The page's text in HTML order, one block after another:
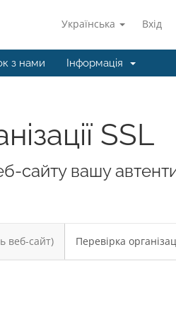
Українська Вхід
з нами Інформація
SSL
сайту вашу
веб-сайт) Перевірка